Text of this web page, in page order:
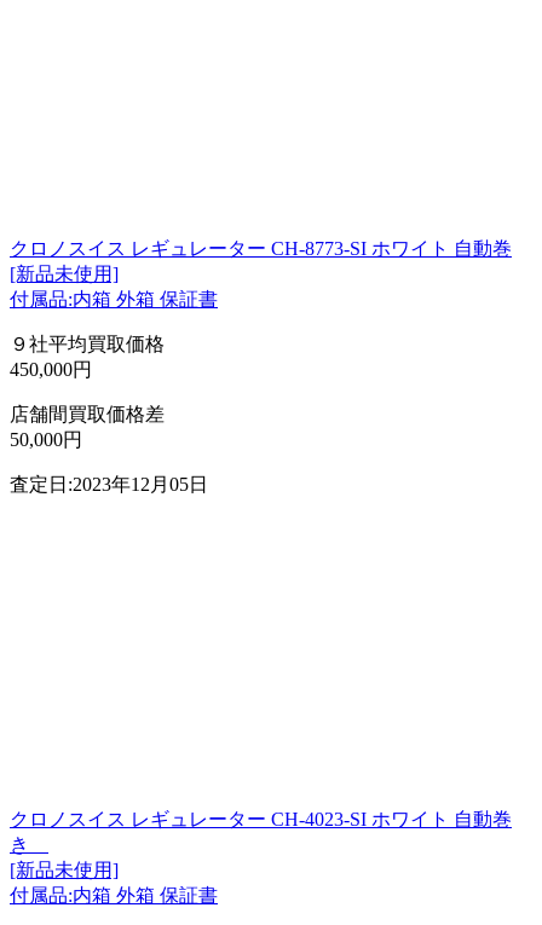
クロノスイス レギュレーター CH-8773-SI ホワイト 自動巻
[新品未使用]
付属品:内箱 外箱 保証書
９社平均買取価格
450,000円
店舗間買取価格差
50,000円
査定日:2023年12月05日
クロノスイス レギュレーター CH-4023-SI ホワイト 自動巻
き
[新品未使用]
付属品:内箱 外箱 保証書